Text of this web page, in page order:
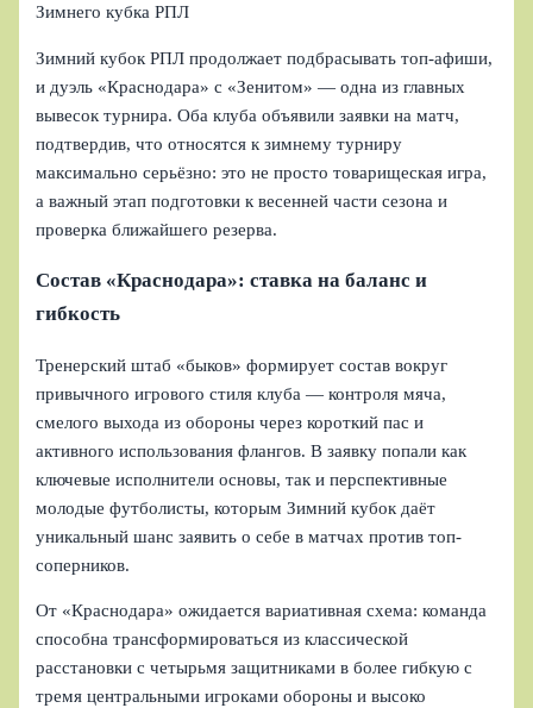
Зимнего кубка РПЛ
Зимний кубок РПЛ продолжает подбрасывать топ-афиши,
и дуэль «Краснодара» с «Зенитом» — одна из главных
вывесок турнира. Оба клуба объявили заявки на матч,
подтвердив, что относятся к зимнему турниру
максимально серьёзно: это не просто товарищеская игра,
а важный этап подготовки к весенней части сезона и
проверка ближайшего резерва.
Состав «Краснодара»: ставка на баланс и
гибкость
Тренерский штаб «быков» формирует состав вокруг
привычного игрового стиля клуба — контроля мяча,
смелого выхода из обороны через короткий пас и
активного использования флангов. В заявку попали как
ключевые исполнители основы, так и перспективные
молодые футболисты, которым Зимний кубок даёт
уникальный шанс заявить о себе в матчах против топ-
соперников.
От «Краснодара» ожидается вариативная схема: команда
способна трансформироваться из классической
расстановки с четырьмя защитниками в более гибкую с
тремя центральными игроками обороны и высоко